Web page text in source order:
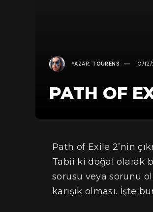
YAZAR: TOURENS 10/
PATH OF
Path of Exile 2’nin
Tabii ki doğal olarak
sorusu veya sorunu
karışık olması. İşte